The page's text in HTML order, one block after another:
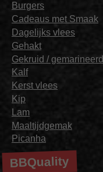
Burgers
Cadeaus met Smaak
Dagelijks vlees
Gehakt
Gekruid / gemarineerd
Kalf
Kerst vlees
Kip
Lam
Maaltijdgemak
Picanha
BBQuality